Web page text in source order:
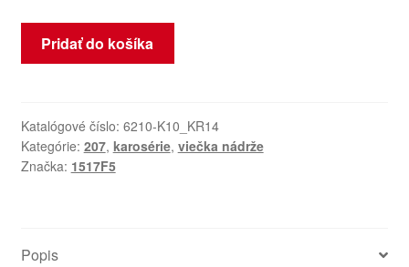
množstvo
Kryt
nádrže
Peugeot
207
Pridať do košíka
Katalógové číslo: 6210-K10_KR14
Kategórie: 207, karosérie, viečka nádrže
Značka: 1517F5
Popis